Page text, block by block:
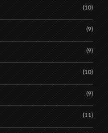
(10)
(9)
(9)
(10)
(9)
(11)